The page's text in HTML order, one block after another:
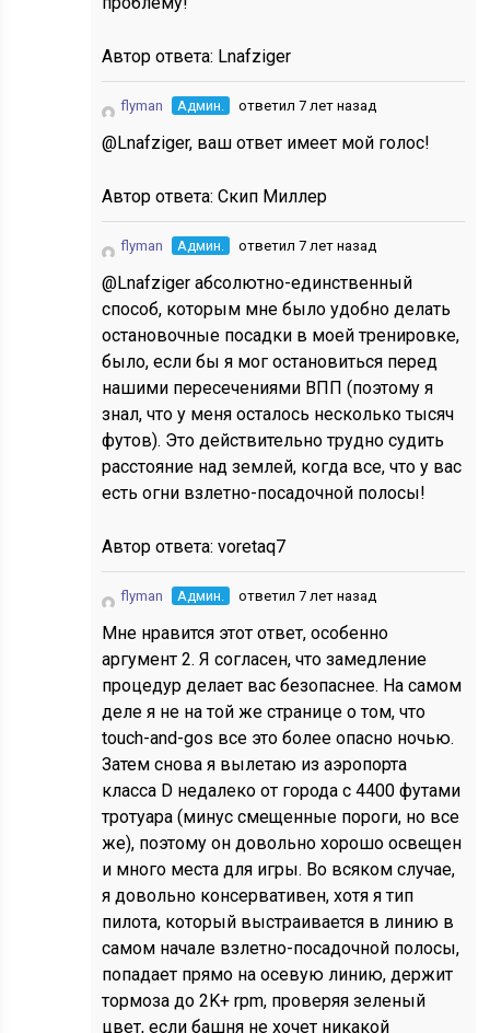
Автор ответа: Lnafziger
flyman Админ. ответил 7 лет назад
@Lnafziger, ваш ответ имеет мой голос!
Автор ответа:Скип Миллер
flyman Админ. ответил 7 лет назад
@Lnafziger абсолютно-единственный
способ, которым мне было удобно делать
остановочные посадки в моей тренировке,
было, если бы я мог остановиться перед
нашими пересечениями ВПП (поэтому я
знал, что у меня осталось несколько тысяч
футов). Это действительно трудно судить
расстояние над землей, когда все, что у вас
есть огни взлетно-посадочной полосы!
Автор ответа:voretaq7
flyman Админ. ответил 7 лет назад
Мне нравится этот ответ, особенно
аргумент 2. Я согласен, что замедление
процедур делает вас безопаснее. На самом
деле я не на той же странице о том, что
touch-and-gos все это более опасно ночью.
Затем снова я вылетаю из аэропорта
класса D недалеко от города с 4400 футами
тротуара (минус смещенные пороги, но все
же), поэтому он довольно хорошо освещен
и много места для игры. Во всяком случае,
я довольно консервативен, хотя я тип
пилота, который выстраивается в линию в
самом начале взлетно-посадочной полосы,
попадает прямо на осевую линию, держит
тормоза до 2K+ rpm, проверяя зеленый
цвет, если башня не хочет никакой